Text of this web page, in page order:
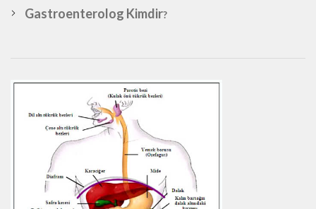
Gastroenterolog Kimdir?